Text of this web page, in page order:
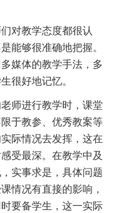
对教学态度都很认
能够很准确地把握。
媒体的教学手法，多
很好地记忆。
师进行教学时，课堂
于教参、优秀教案等
际情况去发挥，这在
受最深。在教学中及
实事求是，具体问题
情况有直接的影响，
要备学生，这一实际